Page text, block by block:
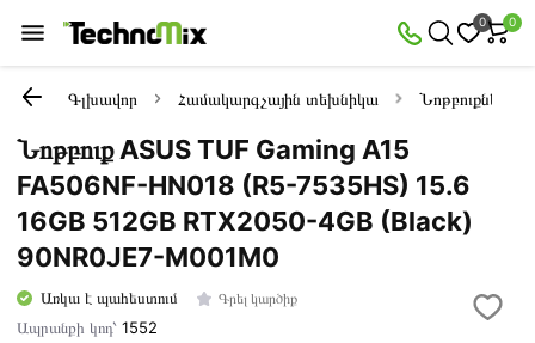
0 0
Գլխավոր Համակարգչային տեխնիկա Նոթբուքներ
Նոթբուք ASUS TUF Gaming A15
FA506NF-HN018 (R5-7535HS) 15.6
16GB 512GB RTX2050-4GB (Black)
90NR0JE7-M001M0
Առկա է պահեստում Գրել կարծիք
Ապրանքի կոդ՝1552